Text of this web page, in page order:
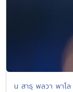
น สาธุ พลวา พาโล